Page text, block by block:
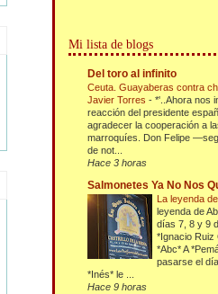
Mi lista de blogs
Del toro al infinito
Ceuta. Guayaberas contra
Javier Torres-*'..Ahora nos
reacción del presidente
agradecer la cooperación a
marroquíes. Don Felipe
de not...
Hace 3 horas
Salmonetes Ya No Nos
La leyenda
leyenda de
días 7, 8 y 9
*Ignacio Ruiz
*Abc* A
pasarse el
*Inés* le ...
Hace 9 horas